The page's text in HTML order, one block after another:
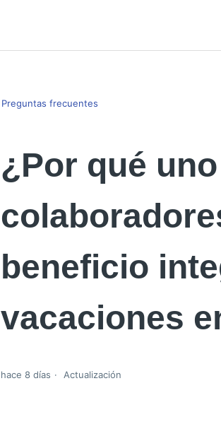
Preguntas frecuentes
¿Por qué
beneficio
vacaciones
hace 8 días Actualización